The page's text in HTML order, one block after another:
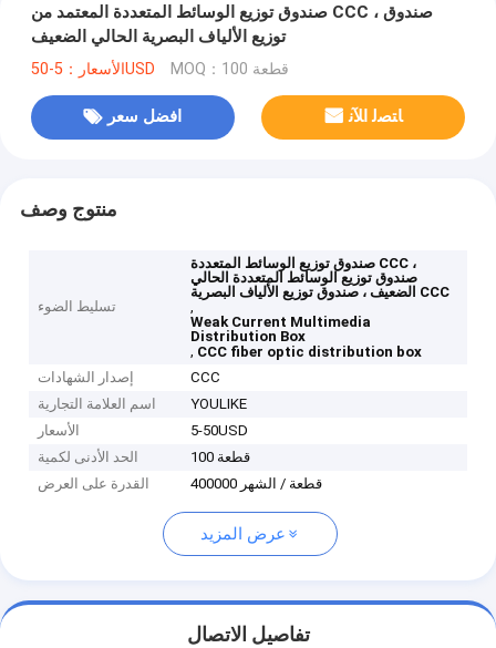
صندوق توزيع الوسائط المتعددة المعتمد من CCC ، صندوق
توزيع الألياف البصرية الحالي الضعيف
الأسعار：5-50USD MOQ：100 قطعة
افضل سعر ﺎﺘﺼﻟ ﺍﻶﻧ
منتوج وصف
تسليط الضوء
صندوق توزيع الوسائط المتعددة CCC ،
صندوق توزيع الوسائط المتعددة الحالي
الضعيف ، صندوق توزيع الألياف البصرية CCC
,
Weak Current Multimedia
Distribution Box
, CCC fiber optic distribution box
إصدار الشهادات
CCC
اسم العلامة التجارية
YOULIKE
الأسعار
5-50USD
الحد الأدنى لكمية
100 قطعة
القدرة على العرض
400000 قطعة / الشهر
عرض المزيد
تفاصيل الاتصال